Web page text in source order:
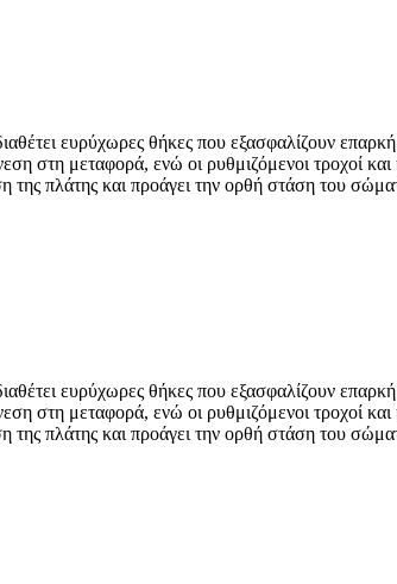
ευρύχωρες θήκες που εξασφαλίζουν
στη μεταφορά, ενώ οι ρυθμιζόμενοι τροχοί
της πλάτης και προάγει την ορθή στάση του
ευρύχωρες θήκες που εξασφαλίζουν
στη μεταφορά, ενώ οι ρυθμιζόμενοι τροχοί
της πλάτης και προάγει την ορθή στάση του